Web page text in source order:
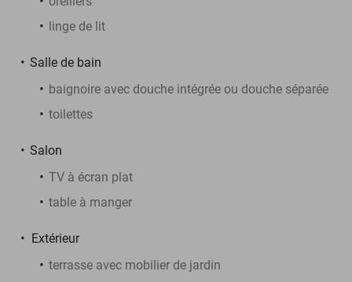
linge de lit
Salle de bain
baignoire avec douche intégrée ou douche séparée
toilettes
Salon
TV à écran plat
table à manger
Extérieur
terrasse avec mobilier de jardin